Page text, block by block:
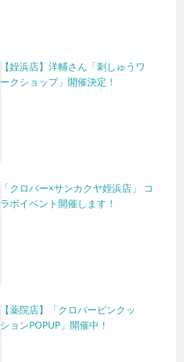
【姪浜店】洋輔さん「刺しゅうワ
ークショップ」開催決定！
「クロバー×サンカクヤ姪浜店」 コ
ラボイベント開催します！
【薬院店】「クロバーピンクッ
ションPOPUP」開催中！